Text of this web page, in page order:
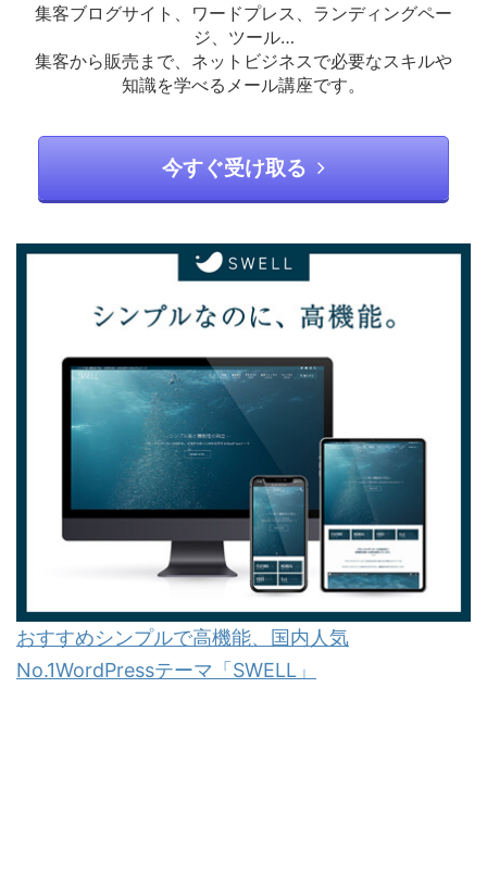
集客ブログサイト、ワードプレス、ランディングペー
ジ、ツール…
集客から販売まで、ネットビジネスで必要なスキルや
知識を学べるメール講座です。
今すぐ受け取る
おすすめシンプルで高機能、国内人気
No.1WordPressテーマ「SWELL」